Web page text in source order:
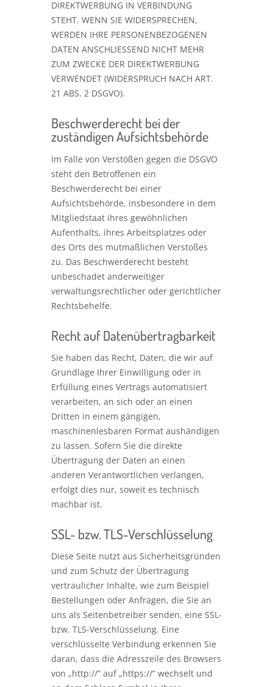
DIREKTWERBUNG IN VERBINDUNG
STEHT. WENN SIE WIDERSPRECHEN,
WERDEN IHRE PERSONENBEZOGENEN
DATEN ANSCHLIESSEND NICHT MEHR
ZUM ZWECKE DER DIREKTWERBUNG
VERWENDET (WIDERSPRUCH NACH ART.
21 ABS. 2 DSGVO).
Beschwerderecht bei der
zuständigen Aufsichtsbehörde
Im Falle von Verstößen gegen die DSGVO
steht den Betroffenen ein
Beschwerderecht bei einer
Aufsichtsbehörde, insbesondere in dem
Mitgliedstaat ihres gewöhnlichen
Aufenthalts, ihres Arbeitsplatzes oder
des Orts des mutmaßlichen Verstoßes
zu. Das Beschwerderecht besteht
unbeschadet anderweitiger
verwaltungsrechtlicher oder gerichtlicher
Rechtsbehelfe.
Recht auf Datenübertragbarkeit
Sie haben das Recht, Daten, die wir auf
Grundlage Ihrer Einwilligung oder in
Erfüllung eines Vertrags automatisiert
verarbeiten, an sich oder an einen
Dritten in einem gängigen,
maschinenlesbaren Format aushändigen
zu lassen. Sofern Sie die direkte
Übertragung der Daten an einen
anderen Verantwortlichen verlangen,
erfolgt dies nur, soweit es technisch
machbar ist.
SSL- bzw. TLS-Verschlüsselung
Diese Seite nutzt aus Sicherheitsgründen
und zum Schutz der Übertragung
vertraulicher Inhalte, wie zum Beispiel
Bestellungen oder Anfragen, die Sie an
uns als Seitenbetreiber senden, eine SSL-
bzw. TLS-Verschlüsselung. Eine
verschlüsselte Verbindung erkennen Sie
daran, dass die Adresszeile des Browsers
von „http://“ auf „https://“ wechselt und